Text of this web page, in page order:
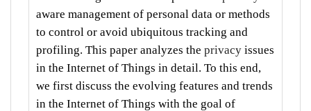
aware management of personal data or methods
to control or avoid ubiquitous tracking and
profiling. This paper analyzes the privacy issues
in the Internet of Things in detail. To this end,
we first discuss the evolving features and trends
in the Internet of Things with the goal of